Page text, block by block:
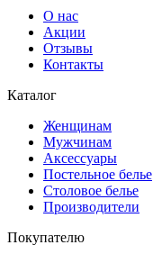
О нас
Акции
Отзывы
Контакты
Каталог
Женщинам
Мужчинам
Аксессуары
Постельное белье
Столовое белье
Производители
Покупателю